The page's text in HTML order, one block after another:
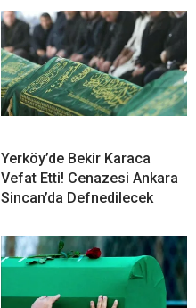
Yerköy’de Bekir Karaca
Vefat Etti! Cenazesi Ankara
Sincan’da Defnedilecek